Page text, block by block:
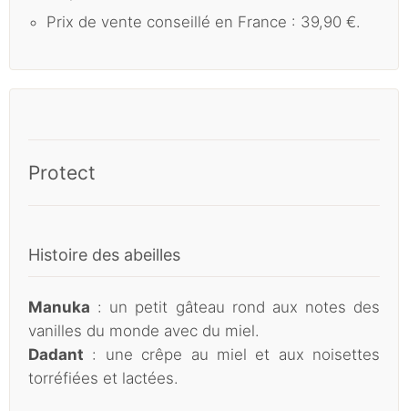
Prix de vente conseillé en France : 39,90 €.
Protect
Histoire des abeilles
Manuka : un petit gâteau rond aux notes des
vanilles du monde avec du miel.
Dadant : une crêpe au miel et aux noisettes
torréfiées et lactées.